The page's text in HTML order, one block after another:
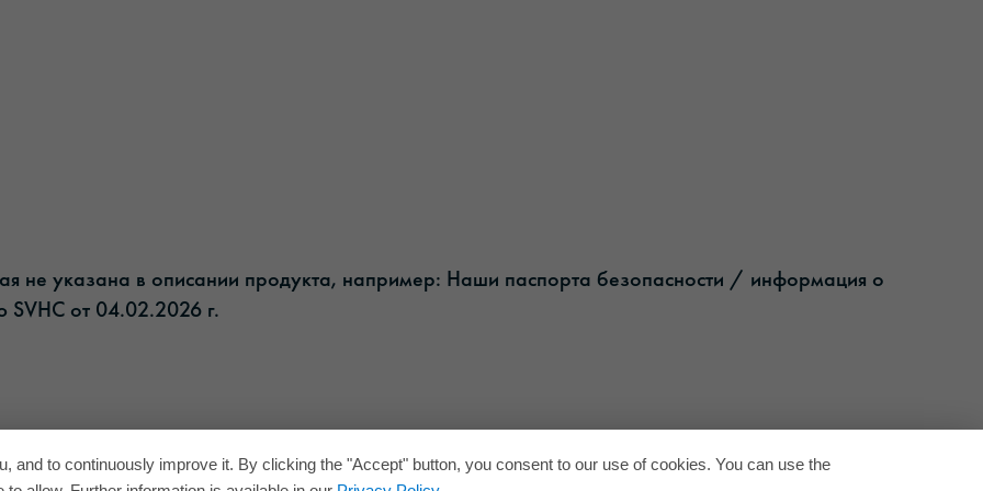
не указана в описании продукта, например: Наши паспорта безопасности / информация о
SVHC от 04.02.2026 г.​
and to continuously improve it. By clicking the "Accept" button, you consent to our use of cookies. You can use the